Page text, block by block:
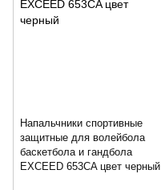
Напальчники спортивные
защитные для волейбола
баскетбола и гандбола
EXCEED 653CA цвет черный